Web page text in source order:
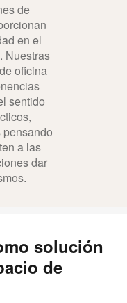
de
en el
Nuestras
oficina
sentido
a las
dar
solución
de